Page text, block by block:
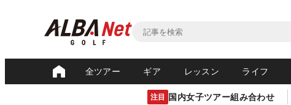
全ツアー ギア レッスン ライフ
注目 国内女子ツアー組み合わせ